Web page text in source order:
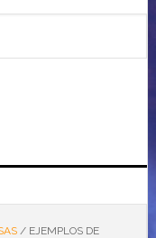
/EJEMPLOS DE